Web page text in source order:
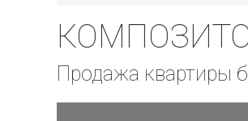
Продажа квартиры